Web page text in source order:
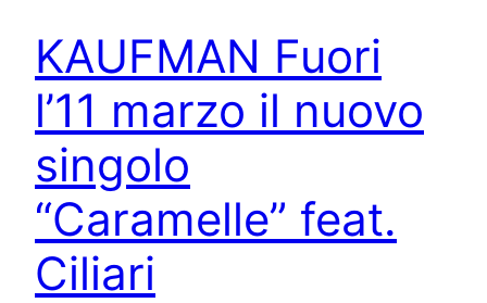
KAUFMAN Fuori
l’11 marzo il nuovo
singolo
“Caramelle” feat.
Ciliari